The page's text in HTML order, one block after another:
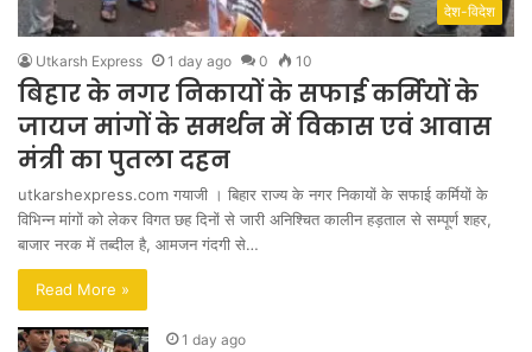
देश-विदेश
Utkarsh Express 1 day ago 0 10
बिहार के नगर निकायों के सफाई कर्मियों के
जायज मांगों के समर्थन में विकास एवं आवास
मंत्री का पुतला दहन
utkarshexpress.com गयाजी । बिहार राज्य के नगर निकायों के सफाई कर्मियों के
विभिन्न मांगों को लेकर विगत छह दिनों से जारी अनिश्चित कालीन हड़ताल से सम्पूर्ण शहर,
बाजार नरक में तब्दील है, आमजन गंदगी से…
Read More »
1 day ago